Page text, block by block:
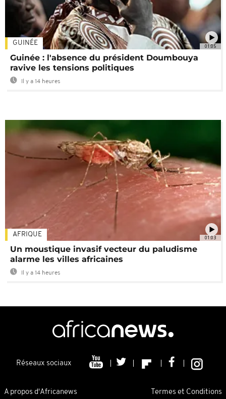
01:05
GUINÉE
Guinée : l'absence du président Doumbouya
ravive les tensions politiques
Il y a 14 heures
01:03
AFRIQUE
Un moustique invasif vecteur du paludisme
alarme les villes africaines
Il y a 14 heures
Réseaux sociaux
A propos d'Africanews Termes et Conditions